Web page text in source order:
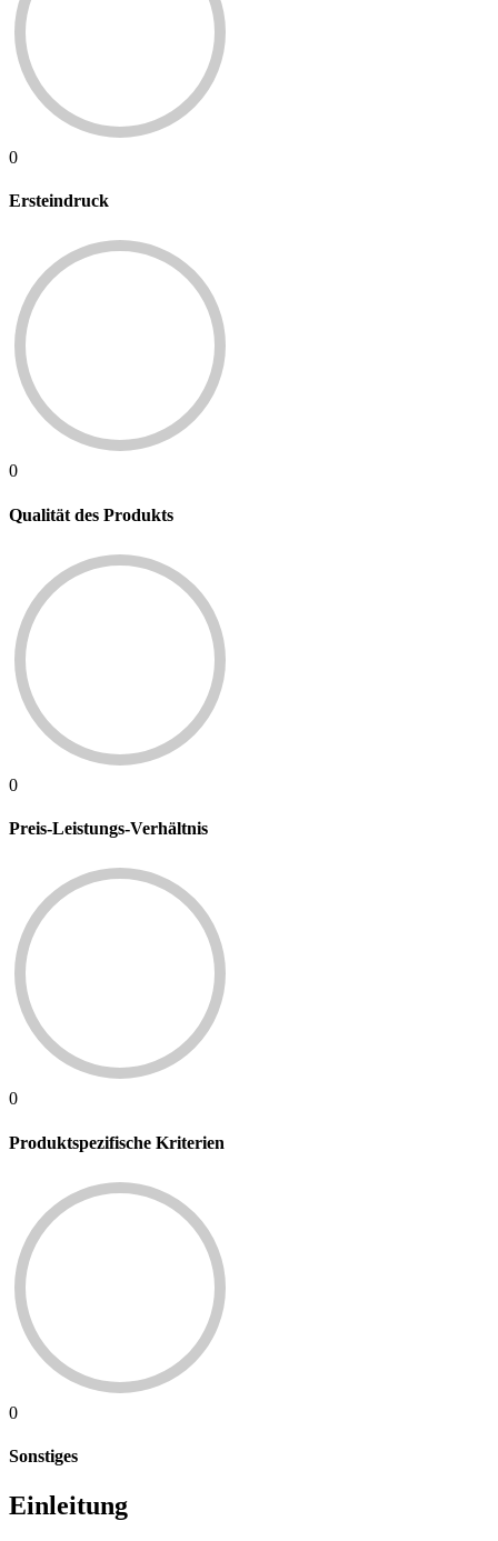
0
Ersteindruck
0
Qualität des Produkts
0
Preis-Leistungs-Verhältnis
0
Produktspezifische Kriterien
0
Sonstiges
Einleitung